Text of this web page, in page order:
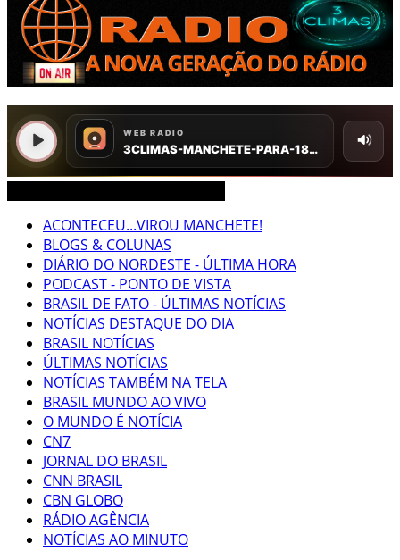
ACONTECEU...VIROU MANCHETE!
BLOGS & COLUNAS
DIÁRIO DO NORDESTE - ÚLTIMA HORA
PODCAST - PONTO DE VISTA
BRASIL DE FATO - ÚLTIMAS NOTÍCIAS
NOTÍCIAS DESTAQUE DO DIA
BRASIL NOTÍCIAS
ÚLTIMAS NOTÍCIAS
NOTÍCIAS TAMBÉM NA TELA
BRASIL MUNDO AO VIVO
O MUNDO É NOTÍCIA
CN7
JORNAL DO BRASIL
CNN BRASIL
CBN GLOBO
RÁDIO AGÊNCIA
NOTÍCIAS AO MINUTO